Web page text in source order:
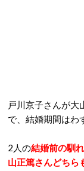
戸川京子さんが
で、結婚期間はわ
2人の結婚前の馴
山正篤さんどちら